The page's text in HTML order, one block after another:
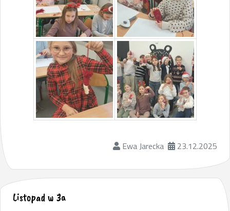
Ewa Jarecka 23.12.2025
Listopad w 3a